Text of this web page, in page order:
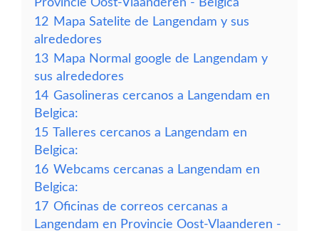
Provincie Oost-Vlaanderen - Belgica
12 Mapa Satelite de Langendam y sus
alrededores
13 Mapa Normal google de Langendam y
sus alrededores
14 Gasolineras cercanos a Langendam en
Belgica:
15 Talleres cercanos a Langendam en
Belgica:
16 Webcams cercanas a Langendam en
Belgica:
17 Oficinas de correos cercanas a
Langendam en Provincie Oost-Vlaanderen -